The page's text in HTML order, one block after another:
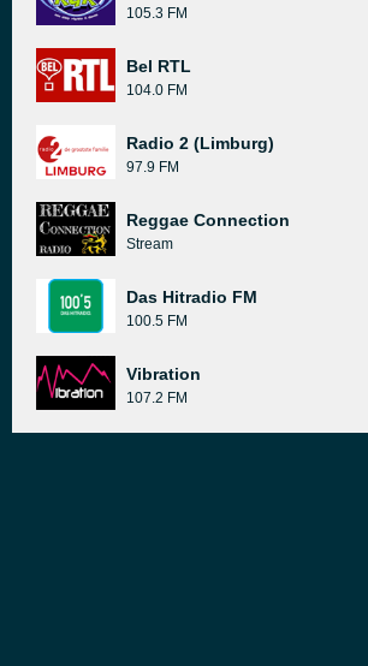
105.3 FM
Bel RTL
104.0 FM
Radio 2 (Limburg)
97.9 FM
Reggae Connection
Stream
Das Hitradio FM
100.5 FM
Vibration
107.2 FM